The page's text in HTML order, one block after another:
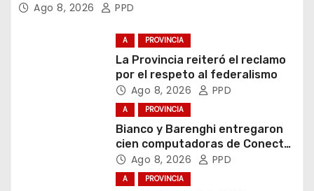
Ago 8, 2026 PPD
A PROVINCIA
La Provincia reiteró el reclamo
por el respeto al federalismo
Ago 8, 2026 PPD
A PROVINCIA
Bianco y Barenghi entregaron
cien computadoras de Conectar
Igualdad Bonaerense
Ago 8, 2026 PPD
A PROVINCIA